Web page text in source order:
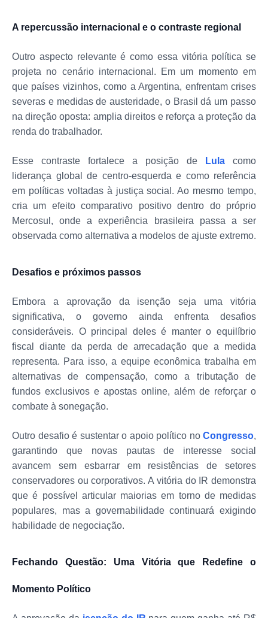
A repercussão internacional e o contraste regional
Outro aspecto relevante é como essa vitória política se
projeta no cenário internacional. Em um momento em
que países vizinhos, como a Argentina, enfrentam crises
severas e medidas de austeridade, o Brasil dá um passo
na direção oposta: amplia direitos e reforça a proteção da
renda do trabalhador.
Esse contraste fortalece a posição de Lula como
liderança global de centro-esquerda e como referência
em políticas voltadas à justiça social. Ao mesmo tempo,
cria um efeito comparativo positivo dentro do próprio
Mercosul, onde a experiência brasileira passa a ser
observada como alternativa a modelos de ajuste extremo.
Desafios e próximos passos
Embora a aprovação da isenção seja uma vitória
significativa, o governo ainda enfrenta desafios
consideráveis. O principal deles é manter o equilíbrio
fiscal diante da perda de arrecadação que a medida
representa. Para isso, a equipe econômica trabalha em
alternativas de compensação, como a tributação de
fundos exclusivos e apostas online, além de reforçar o
combate à sonegação.
Outro desafio é sustentar o apoio político no Congresso,
garantindo que novas pautas de interesse social
avancem sem esbarrar em resistências de setores
conservadores ou corporativos. A vitória do IR demonstra
que é possível articular maiorias em torno de medidas
populares, mas a governabilidade continuará exigindo
habilidade de negociação.
Fechando Questão: Uma Vitória que Redefine o
Momento Político